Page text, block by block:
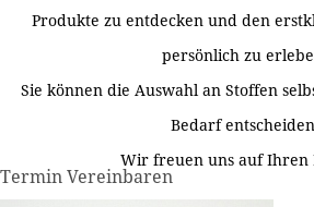
Produkte zu entdecken und den
persönlich zu
Sie können die Auswahl an Stoffen
Bedarf
Wir freuen uns auf Ihren
Termin Vereinbaren